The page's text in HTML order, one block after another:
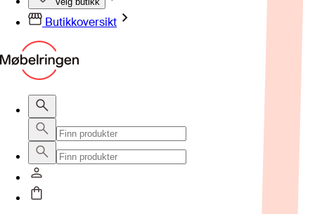
Butikkoversikt